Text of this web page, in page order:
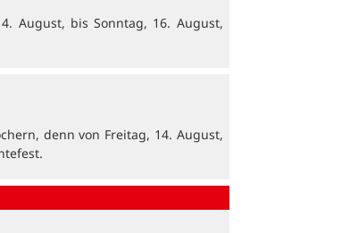
August, bis Sonntag, 16. August,
denn von Freitag, 14. August,